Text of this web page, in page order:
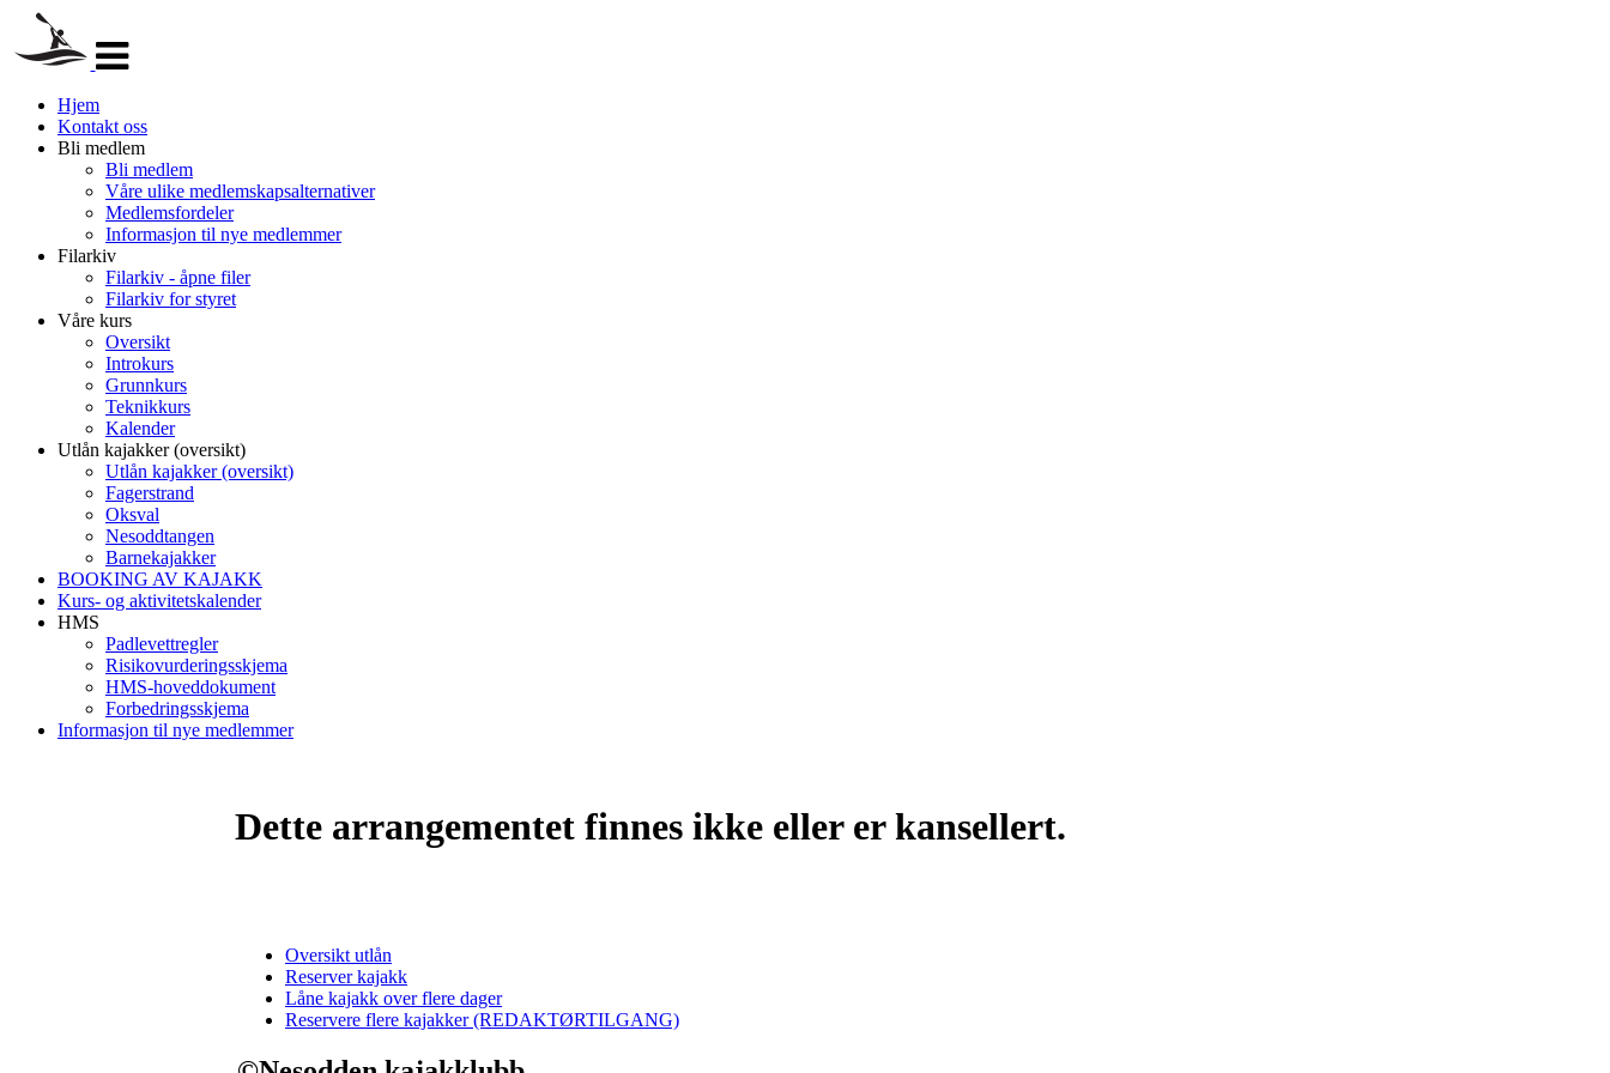
navigasjon
Hjem
Kontakt oss
Bli medlem
Bli medlem
Våre ulike medlemskapsalternativer
Medlemsfordeler
Informasjon til nye medlemmer
Filarkiv
Filarkiv - åpne filer
Filarkiv for styret
Våre kurs
Oversikt
Introkurs
Grunnkurs
Teknikkurs
Kalender
Utlån kajakker (oversikt)
Utlån kajakker (oversikt)
Fagerstrand
Oksval
Nesoddtangen
Barnekajakker
BOOKING AV KAJAKK
Kurs- og aktivitetskalender
HMS
Padlevettregler
Risikovurderingsskjema
HMS-hoveddokument
Forbedringsskjema
Informasjon til nye medlemmer
Dette arrangementet finnes ikke eller er kansellert.
Oversikt utlån
Reserver kajakk
Låne kajakk over flere dager
Reservere flere kajakker (REDAKTØRTILGANG)